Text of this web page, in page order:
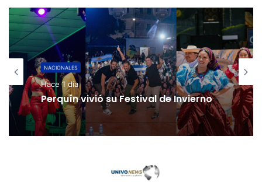
NACIONALES
Hace 1 día
Perquín vivió su Festival de Invierno